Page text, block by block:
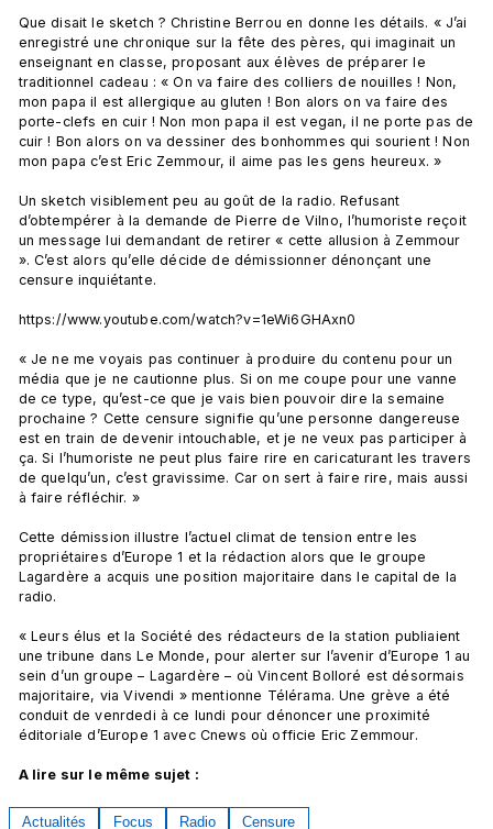
Que disait le sketch ? Christine Berrou en donne les détails. « J’ai
enregistré une chronique sur la fête des pères, qui imaginait un
enseignant en classe, proposant aux élèves de préparer le
traditionnel cadeau : « On va faire des colliers de nouilles ! Non,
mon papa il est allergique au gluten ! Bon alors on va faire des
porte-clefs en cuir ! Non mon papa il est vegan, il ne porte pas de
cuir ! Bon alors on va dessiner des bonhommes qui sourient ! Non
mon papa c’est Eric Zemmour, il aime pas les gens heureux. »
Un sketch visiblement peu au goût de la radio. Refusant
d’obtempérer à la demande de Pierre de Vilno, l’humoriste reçoit
un message lui demandant de retirer « cette allusion à Zemmour
». C’est alors qu’elle décide de démissionner dénonçant une
censure inquiétante.
https://www.youtube.com/watch?v=1eWi6GHAxn0
« Je ne me voyais pas continuer à produire du contenu pour un
média que je ne cautionne plus. Si on me coupe pour une vanne
de ce type, qu’est-ce que je vais bien pouvoir dire la semaine
prochaine ? Cette censure signifie qu’une personne dangereuse
est en train de devenir intouchable, et je ne veux pas participer à
ça. Si l’humoriste ne peut plus faire rire en caricaturant les travers
de quelqu’un, c’est gravissime. Car on sert à faire rire, mais aussi
à faire réfléchir. »
Cette démission illustre l’actuel climat de tension entre les
propriétaires d’Europe 1 et la rédaction alors que le groupe
Lagardère a acquis une position majoritaire dans le capital de la
radio.
« Leurs élus et la Société des rédacteurs de la station publiaient
une tribune dans Le Monde, pour alerter sur l’avenir d’Europe 1 au
sein d’un groupe – Lagardère – où Vincent Bolloré est désormais
majoritaire, via Vivendi » mentionne Télérama. Une grève a été
conduit de venrdedi à ce lundi pour dénoncer une proximité
éditoriale d’Europe 1 avec Cnews où officie Eric Zemmour.
A lire sur le même sujet :
Actualités Focus Radio Censure